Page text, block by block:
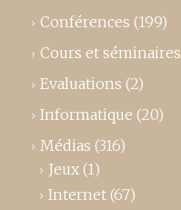
Conférences (199)
Cours et séminaires
Evaluations (2)
Informatique (20)
Médias (316)
Jeux (1)
Internet (67)